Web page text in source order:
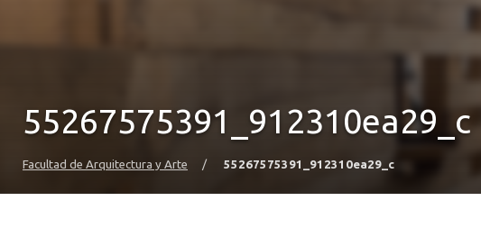
55267575391_912310ea29_c
Facultad de Arquitectura y Arte / 55267575391_912310ea29_c